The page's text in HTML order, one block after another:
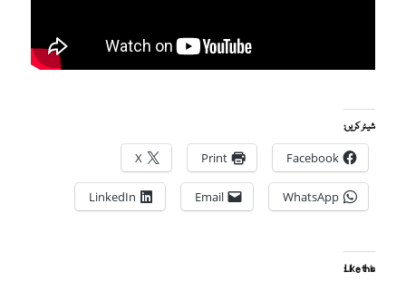
شیئر کریں:
Facebook
Print
X
WhatsApp
Email
LinkedIn
Like this: